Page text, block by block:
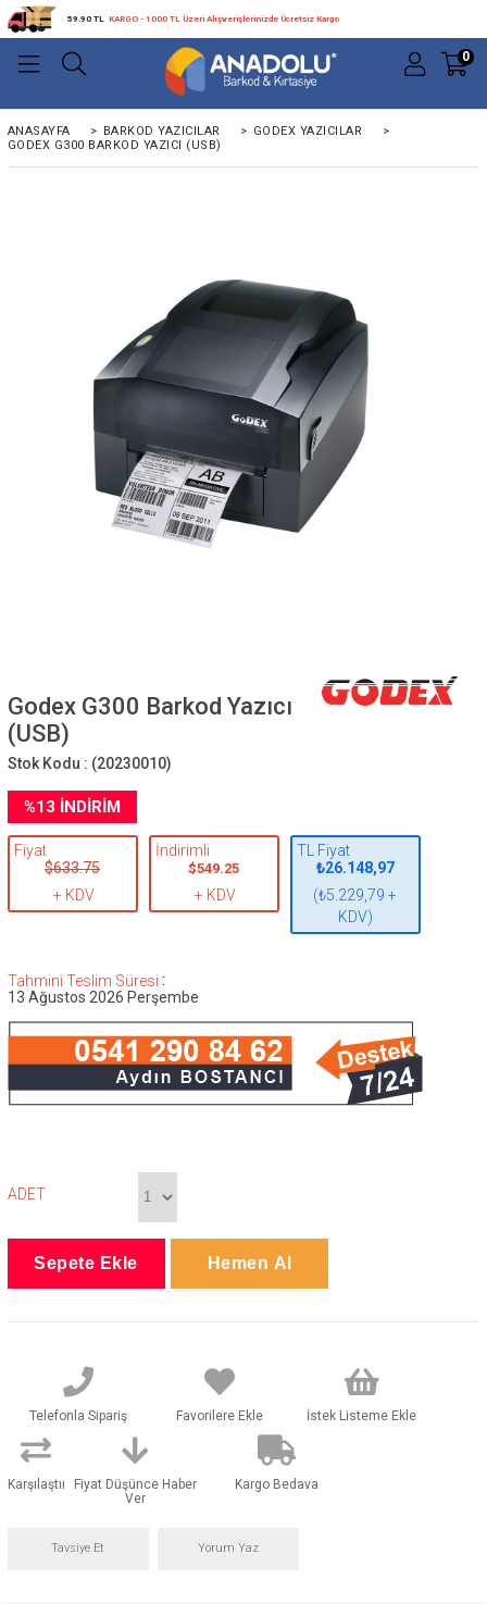
59.90 TL KARGO - 1000 TL Üzeri Alışverişlerinizde Ücretsiz Kargo
0
ANASAYFA > BARKOD YAZICILAR > GODEX YAZICILAR
>
GODEX G300 BARKOD YAZICI (USB)
Godex G300 Barkod Yazıcı
(USB)
Stok Kodu : (20230010)
%13 İNDIRIM
Fiyat
$633.75
+ KDV
İndirimli
$549.25
+ KDV
TL Fiyat
₺26.148,97
(₺5.229,79 +
KDV)
Tahmini Teslim Süresi :
13 Ağustos 2026 Perşembe
ADET
Telefonla Sipariş Favorilere Ekle İstek Listeme Ekle
Karşılaştır
Fiyat Düşünce Haber
Ver
Kargo Bedava
Tavsiye Et Yorum Yaz